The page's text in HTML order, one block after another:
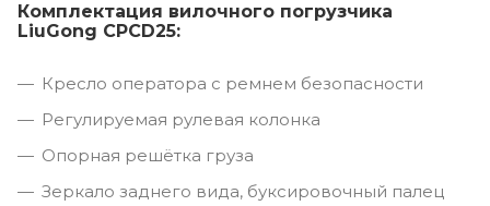
Комплектация вилочного погрузчика
LiuGong CPCD25:
Кресло оператора с ремнем безопасности
Регулируемая рулевая колонка
Опорная решётка груза
Зеркало заднего вида, буксировочный палец